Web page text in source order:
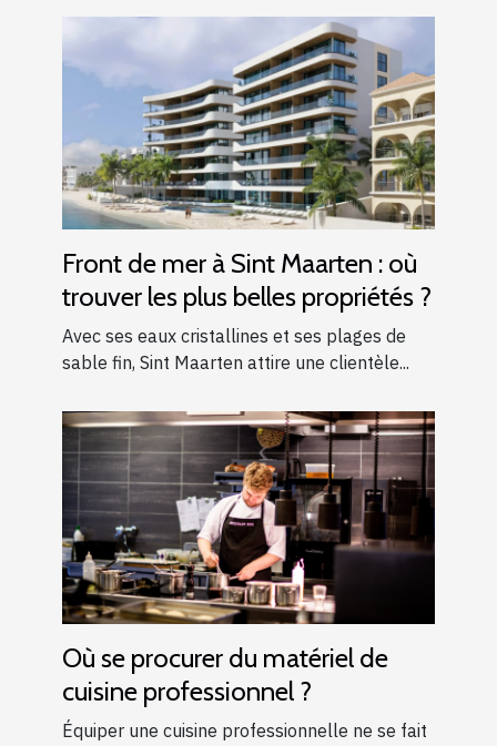
Front de mer à Sint Maarten : où
trouver les plus belles propriétés ?
Avec ses eaux cristallines et ses plages de
sable fin, Sint Maarten attire une clientèle...
Où se procurer du matériel de
cuisine professionnel ?
Équiper une cuisine professionnelle ne se fait